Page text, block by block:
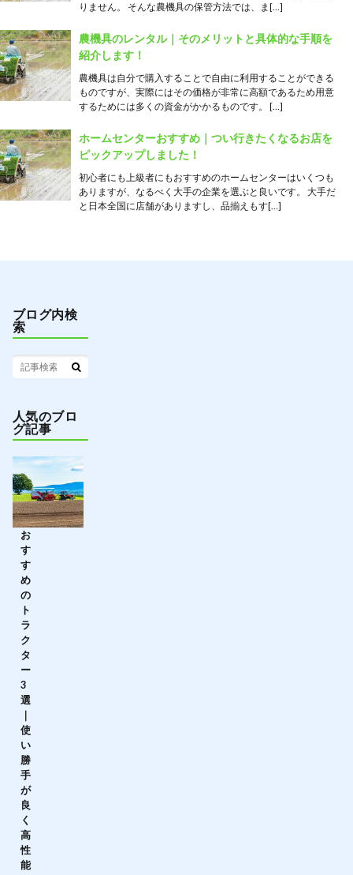
りません。 そんな農機具の保管方法では、ま[…]
農機具のレンタル｜そのメリットと具体的な手順を
紹介します！
農機具は自分で購入することで自由に利用することができる
ものですが、実際にはその価格が非常に高額であるため用意
するためには多くの資金がかかるものです。 […]
ホームセンターおすすめ｜つい行きたくなるお店を
ピックアップしました！
初心者にも上級者にもおすすめのホームセンターはいくつも
ありますが、なるべく大手の企業を選ぶと良いです。 大手だ
と日本全国に店舗がありますし、品揃えもす[…]
ブログ内検
索
人気のブロ
グ記事
お
す
す
め
の
ト
ラ
ク
タ
ー
3
選
｜
使
い
勝
手
が
良
く
高
性
能